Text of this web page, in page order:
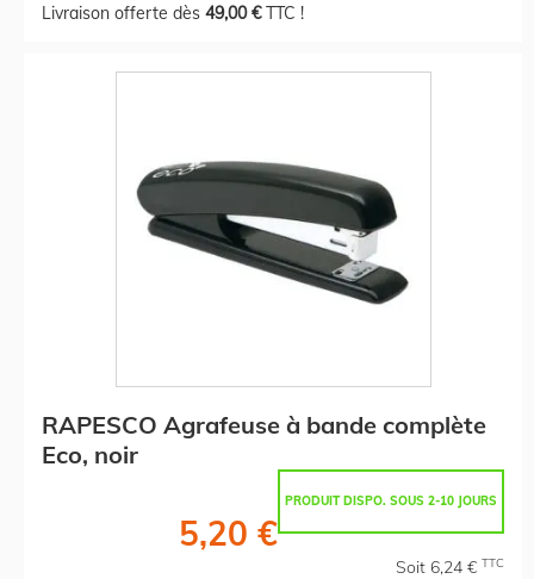
Livraison offerte dès 49,00 €TTC !
RAPESCO Agrafeuse à bande complète
Eco, noir
PRODUIT DISPO. SOUS 2-10 JOURS
5,20 €
Soit 6,24 € TTC